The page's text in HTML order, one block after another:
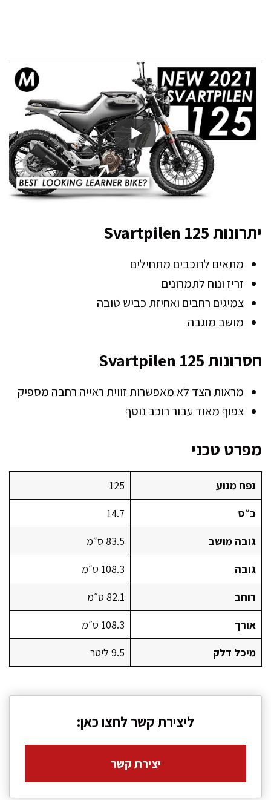
יתרונות Svartpilen 125
מתאים לרוכבים מתחילים
זריז ונוח לתמרונים
צמיגים רחבים ואחיזת כביש טובה
מושב מוגבה
חסרונות Svartpilen 125
מראות הצד לא מאפשרות זווית ראייה רחבה מספיק
צפוף מאוד עבור רוכב נוסף
מפרט טכני
נפח מנוע
125
כ״ס
14.7
גובה מושב
83.5 ס״מ
גובה
108.3 ס״מ
רוחב
82.1 ס״מ
אורך
108.3 ס״מ
מיכל דלק
9.5 ליטר
ליצירת קשר לחצו כאן:
יצירת קשר